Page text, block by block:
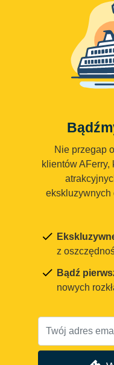
Nie przegap
klientów AFerry,
ekskluzywnych
z
Bądź
nowych